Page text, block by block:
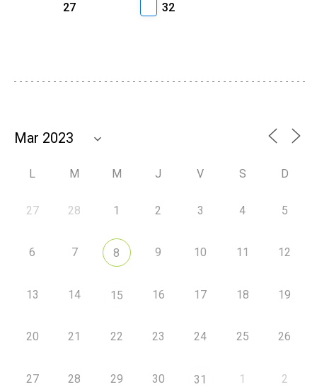
27
32
L M M J V S D
27 28 1 2 3 4 5
6 7 8 9 10 11 12
13 14 15 16 17 18 19
20 21 22 23 24 25 26
27 28 29 30 31 1 2